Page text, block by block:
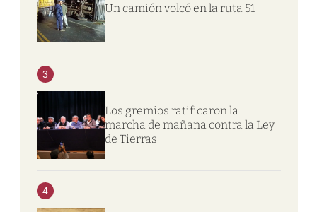
Un camión volcó en la ruta 51
3
Los gremios ratificaron la
marcha de mañana contra la Ley
de Tierras
4